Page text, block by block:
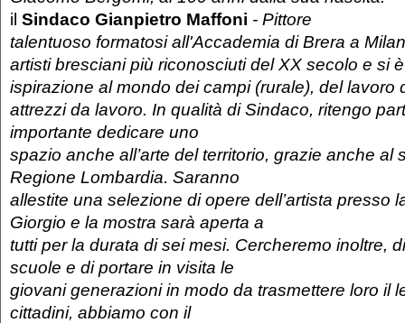
il Sindaco Gianpietro Maffoni - Pittore
talentuoso formatosi all'Accademia di Brera a
artisti bresciani più riconosciuti del XX secolo e si
ispirazione al mondo dei campi (rurale), del lavoro
attrezzi da lavoro. In qualità di Sindaco, ritengo
importante dedicare uno
spazio anche all’arte del territorio, grazie anche al
Regione Lombardia. Saranno
allestite una selezione di opere dell’artista presso
Giorgio e la mostra sarà aperta a
tutti per la durata di sei mesi. Cercheremo inoltre,
scuole e di portare in visita le
giovani generazioni in modo da trasmettere loro il
cittadini, abbiamo con il